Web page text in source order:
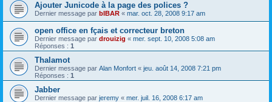
Ajouter Junicode à la page des polices ?
Dernier message par bIBAR « mar. oct. 28, 2008 9:17 am
open office en fçais et correcteur breton
Dernier message par drouizig « mer. sept. 10, 2008 5:08 am
Réponses : 1
Thalamot
Dernier message par Alan Monfort « jeu. août 14, 2008 7:21 pm
Réponses : 1
Jabber
Dernier message par jeremy « mer. juil. 16, 2008 6:17 am